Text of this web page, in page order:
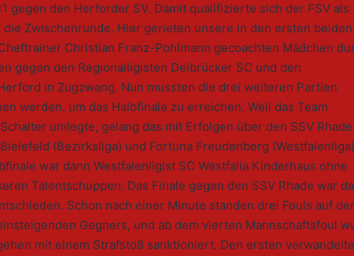
gegen den Herforder SV. Damit qualifizierte sich der FSV als
Zwischenrunde. Hier gerieten unsere in den ersten beiden
Christian Franz-Pohlmann gecoachten Mädchen
gegen den Regionalligisten Delbrücker SC und den
in Zugzwang. Nun mussten die drei weiteren Partien
werden, um das Halbfinale zu erreichen. Weil das Team
umlegte, gelang das mit Erfolgen über den SSV Rhade
(Bezirksliga) und Fortuna Freudenberg (Westfalenliga)
war dann Westfalenligist SC Westfalia Kinderhaus ohne
Talentschuppen. Das Finale gegen den SSV Rhade war
Schon nach einer Minute standen drei Fouls auf
Gegners, und ab dem vierten Mannschaftsfoul
mit einem Strafstoß sanktioniert. Den ersten verwandelte